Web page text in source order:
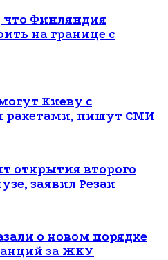
что Финляндия
на границе с
Киеву с
ракетами, пишут СМИ
открытия второго
заявил Резаи
о новом порядке
за ЖКУ